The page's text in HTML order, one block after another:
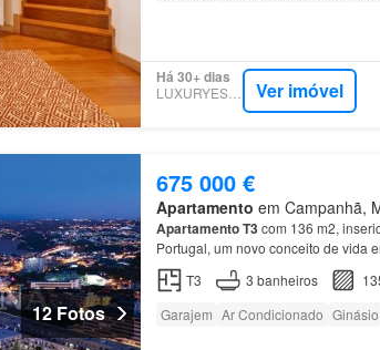
Há 30+ dias
LUXURYESTATE Ver imóvel
12 Fotos
675 000 €
Apartamento em Campanhã,
ApartamentoT3com 136 m2,
Portugal, um novo conceito de vida
Empreendimento Antas Atrium - Fase
T3 3 banheiros
Garajem Ar Condicionado Ginásio